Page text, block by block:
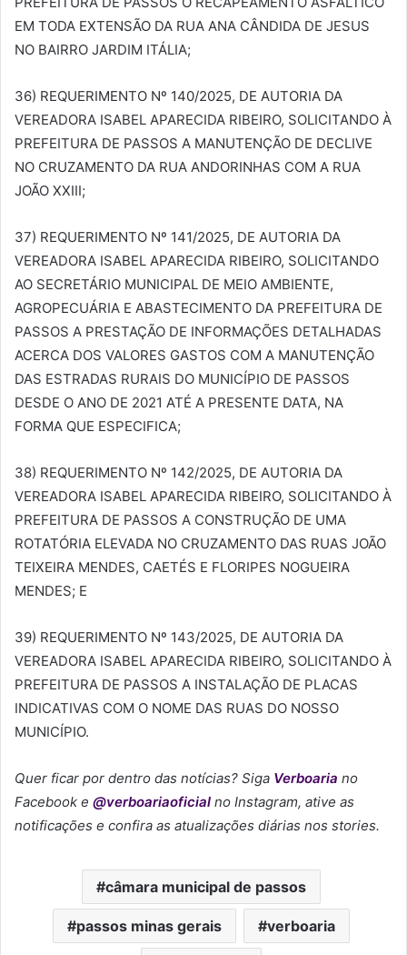
EM TODA EXTENSÃO DA RUA ANA CÂNDIDA DE JESUS
NO BAIRRO JARDIM ITÁLIA;
36) REQUERIMENTO Nº 140/2025, DE AUTORIA DA
VEREADORA ISABEL APARECIDA RIBEIRO, SOLICITANDO À
PREFEITURA DE PASSOS A MANUTENÇÃO DE DECLIVE
NO CRUZAMENTO DA RUA ANDORINHAS COM A RUA
JOÃO XXIII;
37) REQUERIMENTO Nº 141/2025, DE AUTORIA DA
VEREADORA ISABEL APARECIDA RIBEIRO, SOLICITANDO
AO SECRETÁRIO MUNICIPAL DE MEIO AMBIENTE,
AGROPECUÁRIA E ABASTECIMENTO DA PREFEITURA DE
PASSOS A PRESTAÇÃO DE INFORMAÇÕES DETALHADAS
ACERCA DOS VALORES GASTOS COM A MANUTENÇÃO
DAS ESTRADAS RURAIS DO MUNICÍPIO DE PASSOS
DESDE O ANO DE 2021 ATÉ A PRESENTE DATA, NA
FORMA QUE ESPECIFICA;
38) REQUERIMENTO Nº 142/2025, DE AUTORIA DA
VEREADORA ISABEL APARECIDA RIBEIRO, SOLICITANDO À
PREFEITURA DE PASSOS A CONSTRUÇÃO DE UMA
ROTATÓRIA ELEVADA NO CRUZAMENTO DAS RUAS JOÃO
TEIXEIRA MENDES, CAETÉS E FLORIPES NOGUEIRA
MENDES; E
39) REQUERIMENTO Nº 143/2025, DE AUTORIA DA
VEREADORA ISABEL APARECIDA RIBEIRO, SOLICITANDO À
PREFEITURA DE PASSOS A INSTALAÇÃO DE PLACAS
INDICATIVAS COM O NOME DAS RUAS DO NOSSO
MUNICÍPIO.
Quer ficar por dentro das notícias? Siga Verboaria no
Facebook e @verboariaoficial no Instagram, ative as
notificações e confira as atualizações diárias nos stories.
câmara municipal de passos
passos minas gerais verboaria